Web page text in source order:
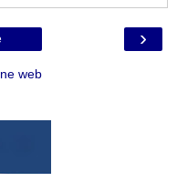
›
web